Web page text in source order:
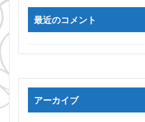
最近のコメント
アーカイブ